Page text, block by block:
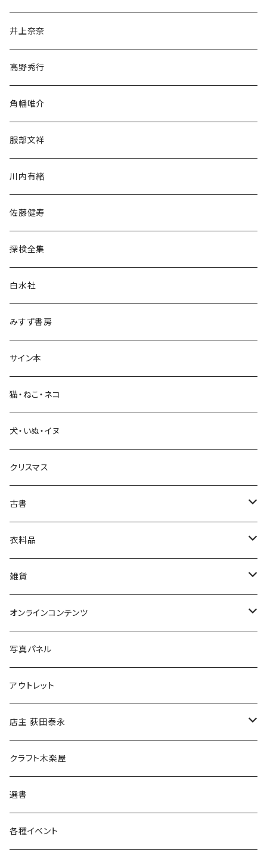
文学・小説・物語
随筆・ノンフィクション・その他
民族・風習
言語・ことば
生活・暮らし
芸術・絵画・写真
絵本・児童書
娯楽・エンターテインメント
井上奈奈
高野秀行
角幡唯介
服部文祥
川内有緒
佐藤健寿
探検全集
白水社
みすず書房
サイン本
猫・ねこ・ネコ
犬・いぬ・イヌ
クリスマス
古書
古書セット
美術
衣料品
POLEWARDS
Tシャツ
雑貨
バッグ
ブックカバー
マグカップ
傘
食料品
その他
オンラインコンテンツ
冒険クロストーク
写真パネル
アウトレット
店主 荻田泰永
書籍
ウェア
クラフト木楽屋
選書
各種イベント